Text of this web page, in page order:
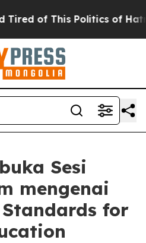
of This Politics of Hatred”
Sesi
mengenai
for